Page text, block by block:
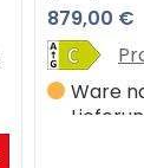
879,00 €
Ware